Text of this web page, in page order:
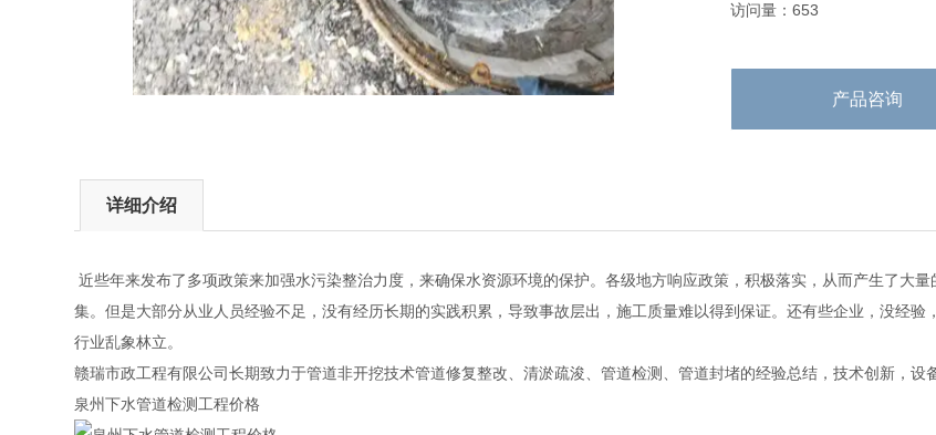
访问量：653
产品咨询
详细介绍
近些年来发布了多项政策来加强水污染整治力度，来确保水资源环境的保护。各级地方响应政策，积极落实，从而产生了大
集。但是大部分从业人员经验不足，没有经历长期的实践积累，导致事故层出，施工质量难以得到保证。还有些企业，没经
行业乱象林立。
赣瑞市政工程有限公司长期致力于管道非开挖技术管道修复整改、清淤疏浚、管道检测、管道封堵的经验总结，技术创新，设
泉州下水管道检测工程价格